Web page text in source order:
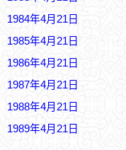
1984年4月21日
1985年4月21日
1986年4月21日
1987年4月21日
1988年4月21日
1989年4月21日